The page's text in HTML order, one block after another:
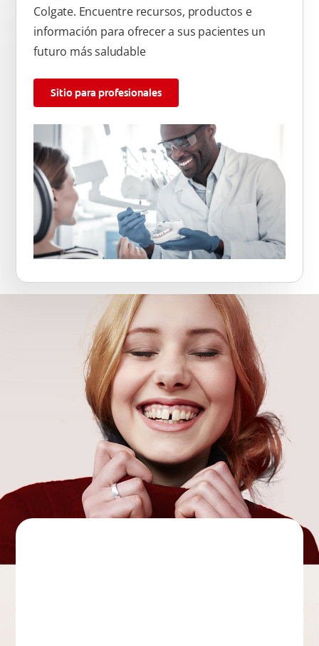
Colgate. Encuentre recursos, productos e
información para ofrecer a sus pacientes un
futuro más saludable
Sitio para profesionales